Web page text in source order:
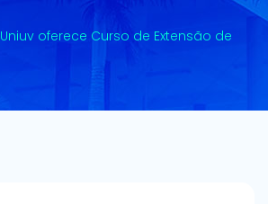
Uniuv oferece Curso de Extensão de